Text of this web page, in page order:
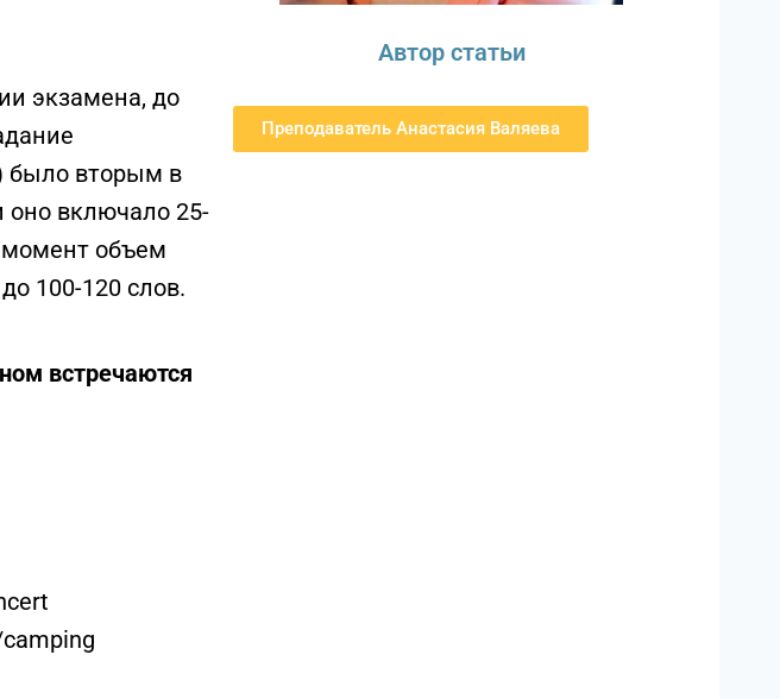
экзамена, до
было вторым в
оно включало 25-
объем
100-120 слов.
Автор статьи
Преподаватель Анастасия Валяева
встречаются